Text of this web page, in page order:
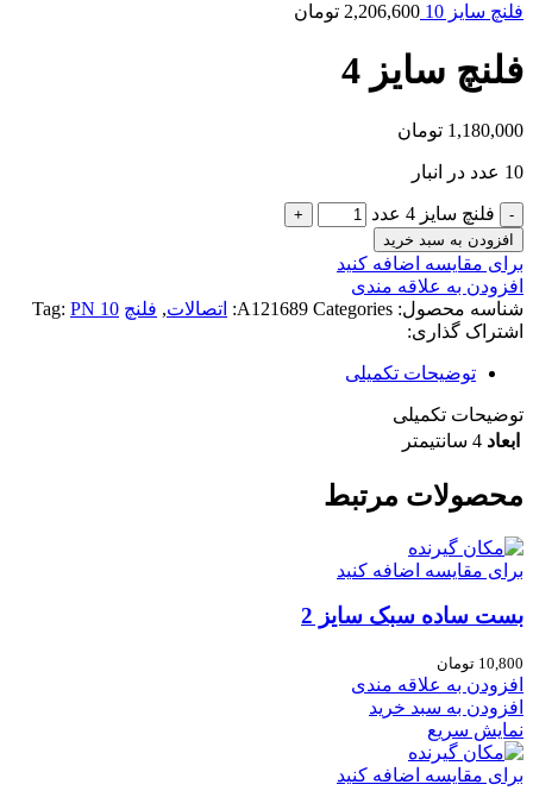
فلنچ سایز 10 2,206,600 تومان
فلنچ سایز 4
1,180,000 تومان
10 عدد در انبار
فلنچ سایز 4 عدد
افزودن به سبد خرید
برای مقایسه اضافه کنید
افزودن به علاقه مندی
شناسه محصول:
A121689 Categories: اتصالات, فلنچ Tag: PN 10
اشتراک گذاری:
توضیحات تکمیلی
توضیحات تکمیلی
ابعاد 4 سانتیمتر
محصولات مرتبط
برای مقایسه اضافه کنید
بست ساده سبک سایز 2
10,800 تومان
افزودن به علاقه مندی
افزودن به سبد خرید
نمایش سریع
برای مقایسه اضافه کنید